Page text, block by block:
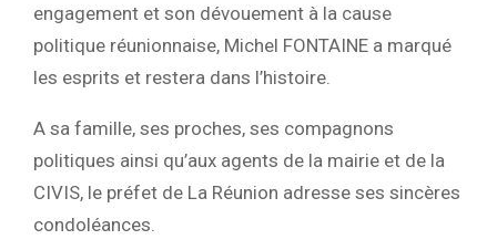
engagement et son dévouement à la cause
politique réunionnaise, Michel FONTAINE a marqué
les esprits et restera dans l’histoire.
A sa famille, ses proches, ses compagnons
politiques ainsi qu’aux agents de la mairie et de la
CIVIS, le préfet de La Réunion adresse ses sincères
condoléances.